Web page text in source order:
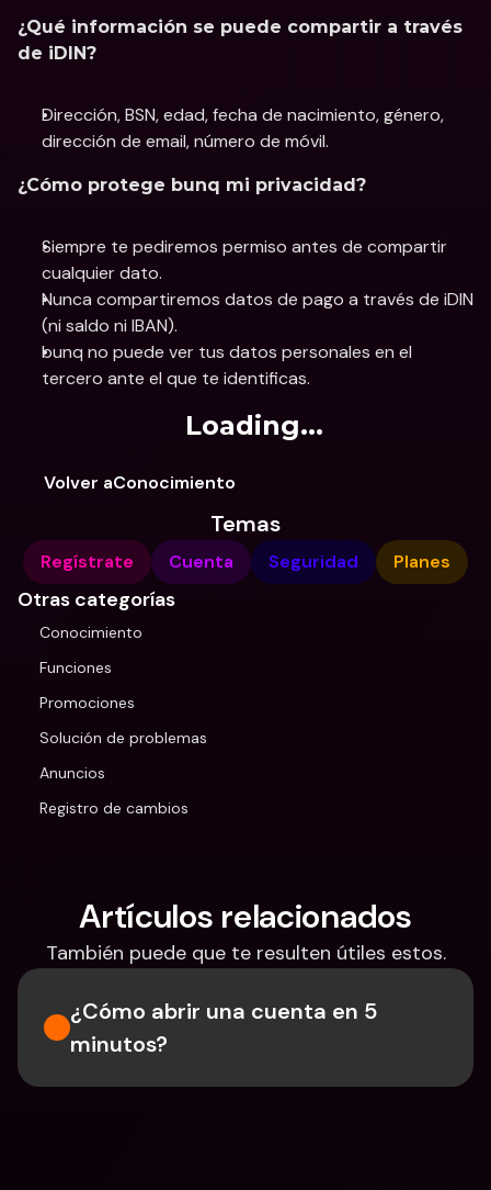
¿Qué información se puede compartir a través
de iDIN?
Dirección, BSN, edad, fecha de nacimiento, género,
dirección de email, número de móvil.
¿Cómo protege bunq mi privacidad?
Siempre te pediremos permiso antes de compartir
cualquier dato.
Nunca compartiremos datos de pago a través de iDIN
(ni saldo ni IBAN).
bunq no puede ver tus datos personales en el
tercero ante el que te identificas.
Loading...
Volver aConocimiento
Temas
Regístrate Cuenta Seguridad Planes
Otras categorías
Conocimiento
Funciones
Promociones
Solución de problemas
Anuncios
Registro de cambios
Artículos relacionados
También puede que te resulten útiles estos.
¿Cómo abrir una cuenta en 5
minutos?